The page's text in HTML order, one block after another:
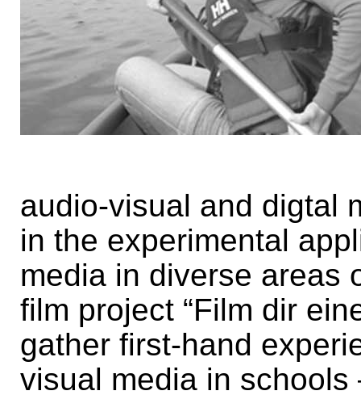
audio-visual and digtal
in the experimental
media in diverse areas
film project “Film dir
gather first-hand
visual media in schools